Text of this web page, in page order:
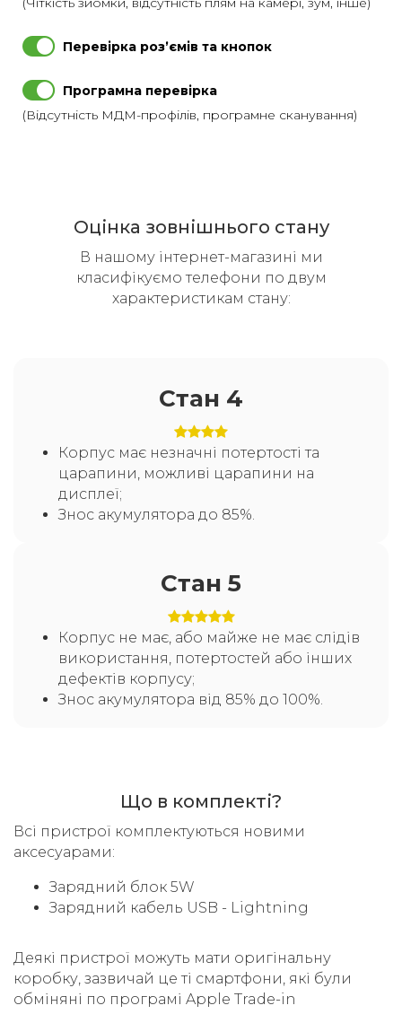
Перевірка розʼємів та кнопок
Програмна перевірка
(Відсутність МДМ-профілів, програмне сканування)
Оцінка зовнішнього стану
В нашому інтернет-магазині ми
класифікуємо телефони по двум
характеристикам стану:
Стан 4
Корпус має незначні потертості та
царапини, можливі царапини на
дисплеї;
Знос акумулятора до 85%.
Стан 5
Корпус не має, або майже не має слідів
використання, потертостей або інших
дефектів корпусу;
Знос акумулятора від 85% до 100%.
Що в комплекті?
Всі пристрої комплектуються новими
аксесуарами:
Зарядний блок 5W
Зарядний кабель USB - Lightning
Деякі пристрої можуть мати оригінальну
коробку, зазвичай це ті смартфони, які були
обміняні по програмі Apple Trade-in